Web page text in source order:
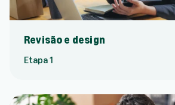
Revisão e design
Etapa 1